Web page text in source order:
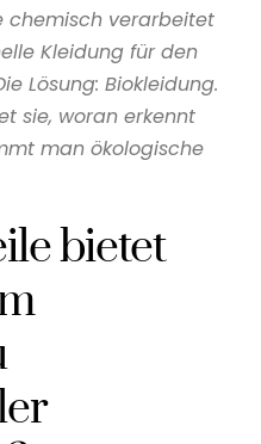
chemisch verarbeitet
Kleidung für den
Lösung: Biokleidung.
sie, woran erkennt
man ökologische
bietet